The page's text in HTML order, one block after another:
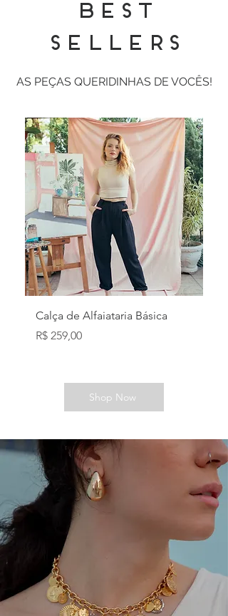
BEST
SELLERS
AS PEÇAS QUERIDINHAS DE VOCÊS!
Calça de Alfaiataria Básica
Preço
R$ 259,00
Shop Now